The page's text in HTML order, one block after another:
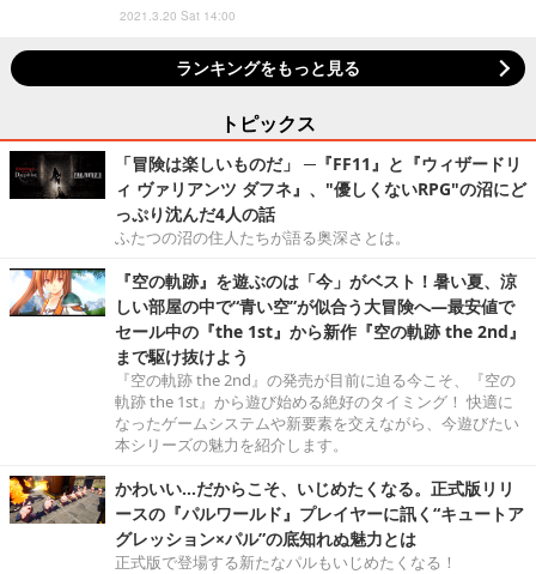
2021.3.20 Sat 14:00
ランキングをもっと見る
トピックス
「冒険は楽しいものだ」 ─『FF11』と『ウィザードリ
ィ ヴァリアンツ ダフネ』、"優しくないRPG"の沼にど
っぷり沈んだ4人の話
ふたつの沼の住人たちが語る奥深さとは。
『空の軌跡』を遊ぶのは「今」がベスト！暑い夏、涼
しい部屋の中で“青い空”が似合う大冒険へ―最安値で
セール中の『the 1st』から新作『空の軌跡 the 2nd』
まで駆け抜けよう
『空の軌跡 the 2nd』の発売が目前に迫る今こそ、『空の
軌跡 the 1st』から遊び始める絶好のタイミング！ 快適に
なったゲームシステムや新要素を交えながら、今遊びたい
本シリーズの魅力を紹介します。
かわいい…だからこそ、いじめたくなる。正式版リリ
ースの『パルワールド』プレイヤーに訊く“キュートア
グレッション×パル”の底知れぬ魅力とは
正式版で登場する新たなパルもいじめたくなる！